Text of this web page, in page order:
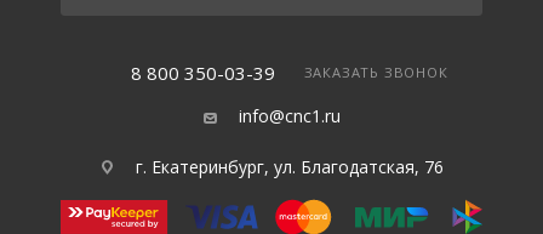
8 800 350-03-39 ЗАКАЗАТЬ ЗВОНОК
info@cnc1.ru
г. Екатеринбург, ул. Благодатская, 76